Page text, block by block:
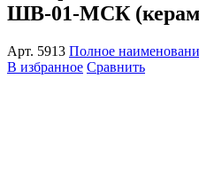
ШВ-01-МСК
Арт. 5913 Полное
В избранное Сравнить